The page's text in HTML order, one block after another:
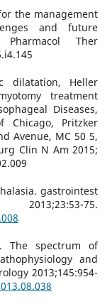
the management
and future
Ther
dilatation, Heller
treatment
Diseases,
Chicago, Pritzker
Avenue, MC 50 5,
Clin N Am 2015;
gastrointest
75.
The spectrum of
and
2013;145:954-